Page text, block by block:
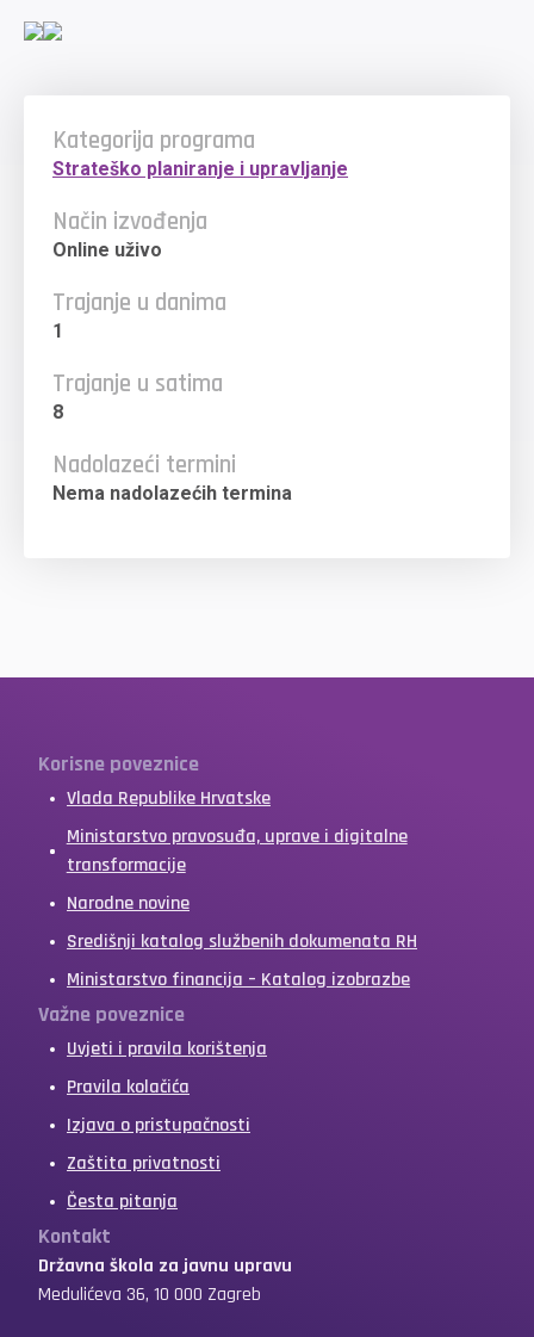
Kategorija programa
Strateško planiranje i upravljanje
Način izvođenja
Online uživo
Trajanje u danima
1
Trajanje u satima
8
Nadolazeći termini
Nema nadolazećih termina
Korisne poveznice
Vlada Republike Hrvatske
Ministarstvo pravosuđa, uprave i digitalne
transformacije
Narodne novine
Središnji katalog službenih dokumenata RH
Ministarstvo financija – Katalog izobrazbe
Važne poveznice
Uvjeti i pravila korištenja
Pravila kolačića
Izjava o pristupačnosti
Zaštita privatnosti
Česta pitanja
Kontakt
Državna škola za javnu upravu
Medulićeva 36, 10 000 Zagreb